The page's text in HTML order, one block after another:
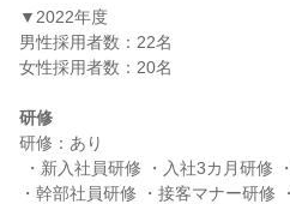
▼2022年度
男性採用者数：22名
女性採用者数：20名
研修
研修：あり
・幹部社員研修 ・接客マナー研修